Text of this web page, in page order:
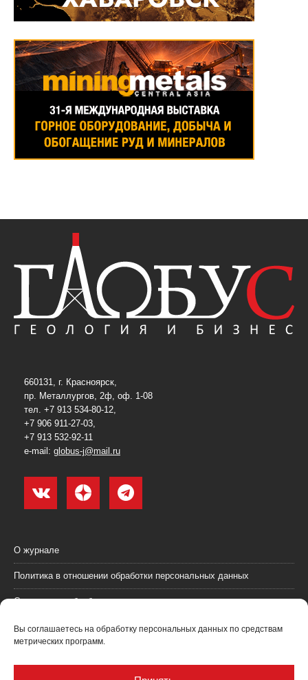
Вы соглашаетесь на обработку персональных данных по средствам
метрических программ.
660131, г. Красноярск,
пр. Металлургов, 2ф, оф. 1-08
тел. +7 913 534-80-12,
+7 906 911-27-03,
+7 913 532-92-11
e-mail: globus-j@mail.ru
О журнале
Политика в отношении обработки персональных данных
Согласие на обработку персональных данных
Пользовательское соглашение (оферта)